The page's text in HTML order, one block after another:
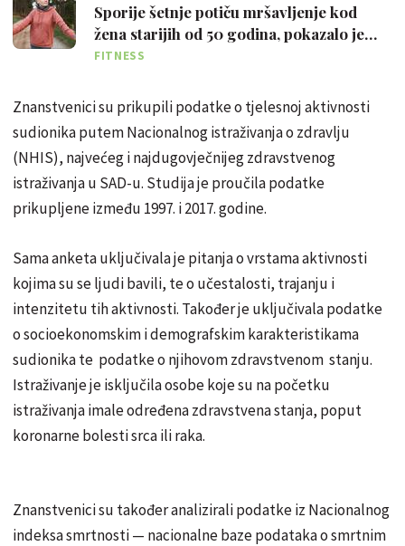
Sporije šetnje potiču mršavljenje kod
žena starijih od 50 godina, pokazalo je
istraživanje: Evo zašto
FITNESS
Znanstvenici su prikupili podatke o tjelesnoj aktivnosti
sudionika putem Nacionalnog istraživanja o zdravlju
(NHIS), najvećeg i najdugovječnijeg zdravstvenog
istraživanja u SAD-u. Studija je proučila podatke
prikupljene između 1997. i 2017. godine.
Sama anketa uključivala je pitanja o vrstama aktivnosti
kojima su se ljudi bavili, te o učestalosti, trajanju i
intenzitetu tih aktivnosti. Također je uključivala podatke
o socioekonomskim i demografskim karakteristikama
sudionika te podatke o njihovom zdravstvenom stanju.
Istraživanje je isključila osobe koje su na početku
istraživanja imale određena zdravstvena stanja, poput
koronarne bolesti srca ili raka.
Znanstvenici su također analizirali podatke iz Nacionalnog
indeksa smrtnosti — nacionalne baze podataka o smrtnim